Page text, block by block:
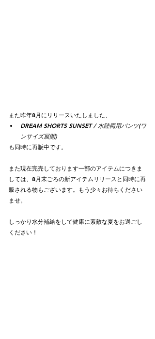
また昨年8月にリリースいたしました、
DREAM SHORTS SUNSET / 水陸両用パンツ(ワ
ンサイズ展開)
も同時に再販中です。
また現在完売しております一部のアイテムにつきま
しては、8月末ごろの新アイテムリリースと同時に再
販される物もございます。もう少々お待ちください
ませ。
しっかり水分補給をして健康に素敵な夏をお過ごし
ください！